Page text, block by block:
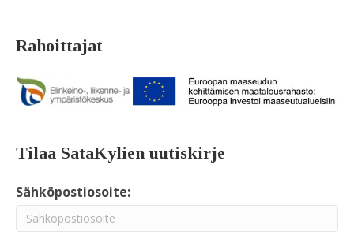
Rahoittajat
Tilaa SataKylien uutiskirje
Sähköpostiosoite: